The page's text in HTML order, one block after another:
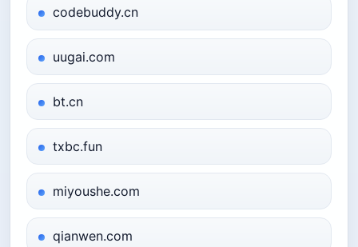
codebuddy.cn
uugai.com
bt.cn
txbc.fun
miyoushe.com
qianwen.com